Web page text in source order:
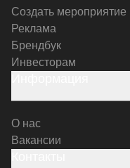
Создать мероприятие
Реклама
Брендбук
Инвесторам
О нас
Вакансии